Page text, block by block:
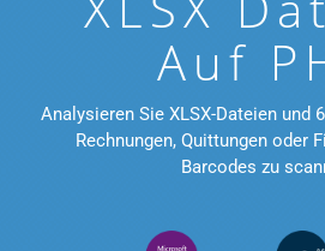
Auf
Analysieren Sie XLSX-Dateien und
Rechnungen, Quittungen oder
Barcodes zu